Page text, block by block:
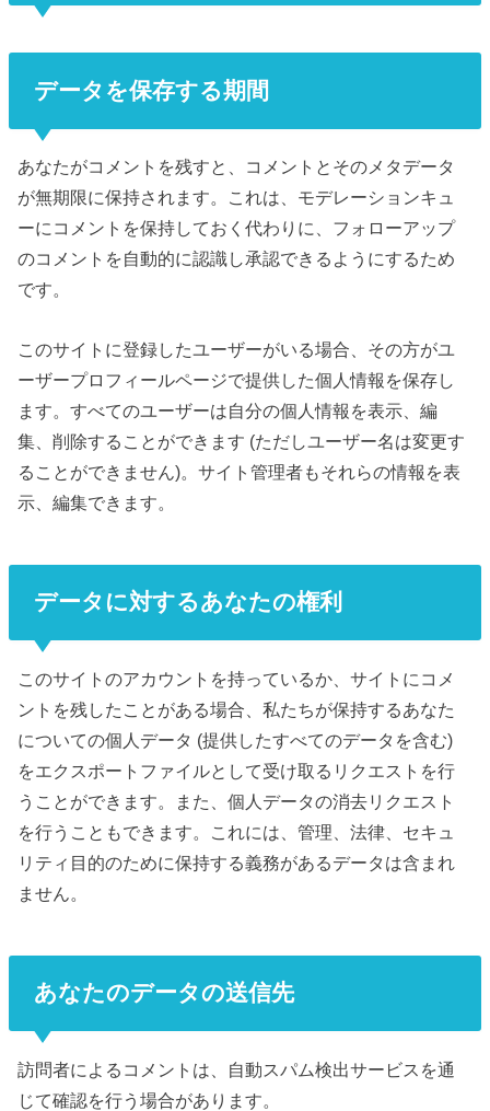
データを保存する期間
あなたがコメントを残すと、コメントとそのメタデータ
が無期限に保持されます。これは、モデレーションキュ
ーにコメントを保持しておく代わりに、フォローアップ
のコメントを自動的に認識し承認できるようにするため
です。
このサイトに登録したユーザーがいる場合、その方がユ
ーザープロフィールページで提供した個人情報を保存し
ます。すべてのユーザーは自分の個人情報を表示、編
集、削除することができます (ただしユーザー名は変更す
ることができません)。サイト管理者もそれらの情報を表
示、編集できます。
データに対するあなたの権利
このサイトのアカウントを持っているか、サイトにコメ
ントを残したことがある場合、私たちが保持するあなた
についての個人データ (提供したすべてのデータを含む)
をエクスポートファイルとして受け取るリクエストを行
うことができます。また、個人データの消去リクエスト
を行うこともできます。これには、管理、法律、セキュ
リティ目的のために保持する義務があるデータは含まれ
ません。
あなたのデータの送信先
訪問者によるコメントは、自動スパム検出サービスを通
じて確認を行う場合があります。